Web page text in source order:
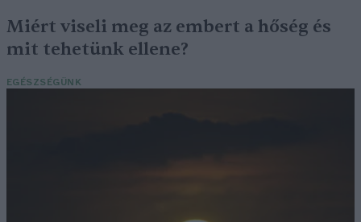
Miért viseli meg az embert a hőség és
mit tehetünk ellene?
EGÉSZSÉGÜNK